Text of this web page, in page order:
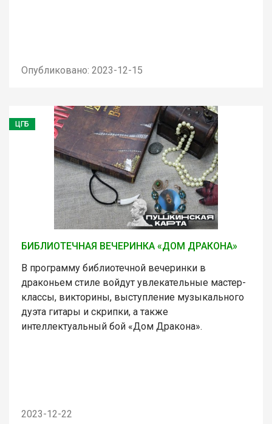
Опубликовано: 2023-12-15
ЦГБ
БИБЛИОТЕЧНАЯ ВЕЧЕРИНКА «ДОМ ДРАКОНА»
В программу библиотечной вечеринки в
драконьем стиле войдут увлекательные мастер-
классы, викторины, выступление музыкального
дуэта гитары и скрипки, а также
интеллектуальный бой «Дом Дракона».
2023-12-22